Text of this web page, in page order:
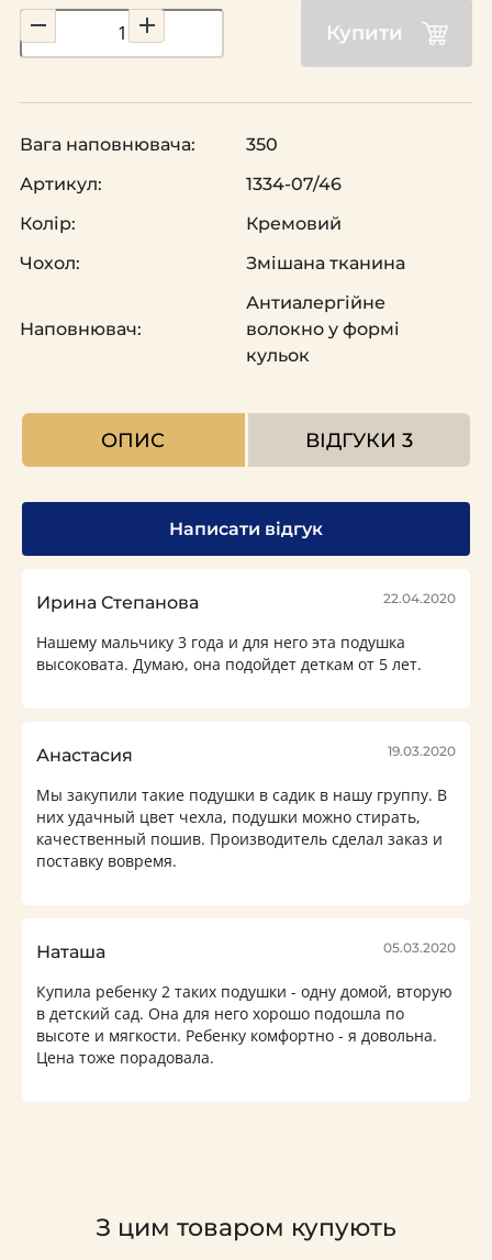
Купити
Вага наповнювача:
350
Артикул:
1334-07/46
Колір:
Кремовий
Чохол:
Змішана тканина
Наповнювач:
Антиалергійне
волокно у формі
кульок
ОПИС ВІДГУКИ 3
Написати відгук
Ирина Степанова 22.04.2020
Нашему мальчику 3 года и для него эта подушка
высоковата. Думаю, она подойдет деткам от 5 лет.
Анастасия 19.03.2020
Мы закупили такие подушки в садик в нашу группу. В
них удачный цвет чехла, подушки можно стирать,
качественный пошив. Производитель сделал заказ и
поставку вовремя.
Наташа 05.03.2020
Купила ребенку 2 таких подушки - одну домой, вторую
в детский сад. Она для него хорошо подошла по
высоте и мягкости. Ребенку комфортно - я довольна.
Цена тоже порадовала.
З цим товаром купують